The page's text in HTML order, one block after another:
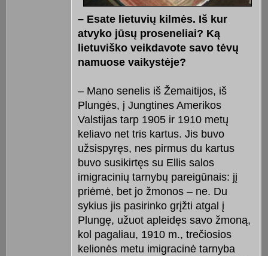
– Esate lietuvių kilmės. Iš kur
atvyko jūsų proseneliai? Ką
lietuviško veikdavote savo tėvų
namuose vaikystėje?
– Mano senelis iš Žemaitijos, iš
Plungės, į Jungtines Amerikos
Valstijas tarp 1905 ir 1910 metų
keliavo net tris kartus. Jis buvo
užsispyręs, nes pirmus du kartus
buvo susikirtęs su Ellis salos
imigracinių tarnybų pareigūnais: jį
priėmė, bet jo žmonos – ne. Du
sykius jis pasirinko grįžti atgal į
Plungę, užuot apleidęs savo žmoną,
kol pagaliau, 1910 m., trečiosios
kelionės metu imigracinė tarnyba